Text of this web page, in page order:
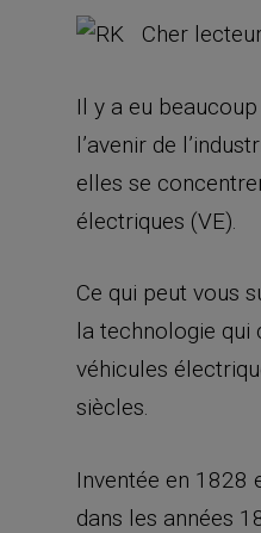
Cher
Il y a eu
l’avenir de
elles se
électriques (VE).
Ce qui peut vous
la technologie qui
véhicules
siècles.
Inventée en 1828
dans les années